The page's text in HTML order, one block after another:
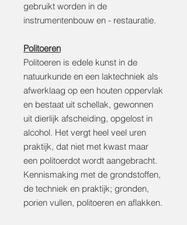
gebruikt worden in de
instrumentenbouw en - restauratie.
Politoeren
Politoeren is edele kunst in de
natuurkunde en een laktechniek als
afwerklaag op een houten oppervlak
en bestaat uit schellak, gewonnen
uit dierlijk afscheiding, opgelost in
alcohol. Het vergt heel veel uren
praktijk, dat niet met kwast maar
een politoerdot wordt aangebracht.
Kennismaking met de grondstoffen,
de techniek en praktijk; gronden,
porien vullen, politoeren en aflakken.